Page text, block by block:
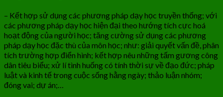
– Kết hợp sử dụng các phương pháp dạy học truyền thống; với
các phương pháp dạy học hiện đại theo hướng tích cực hoá
hoạt động của người học; tăng cường sử dụng các phương
pháp dạy học đặc thù của môn học; như: giải quyết vấn đề, phân
tích trường hợp điển hình; kết hợp nêu những tấm gương công
dân tiêu biểu; xử lí tình huống có tính thời sự về đạo đức; pháp
luật và kinh tế trong cuộc sống hằng ngày; thảo luận nhóm;
đóng vai; dự án;…